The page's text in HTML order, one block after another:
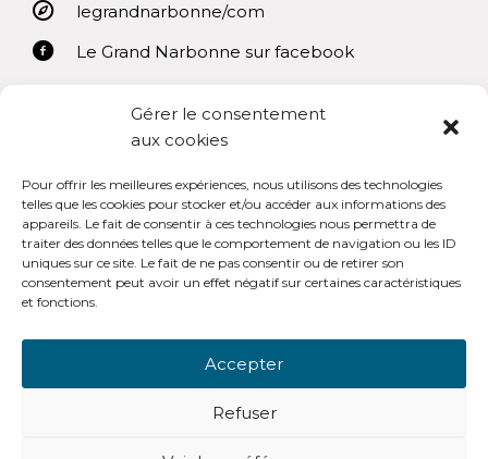
legrandnarbonne/com
Le Grand Narbonne sur facebook
Mentions légales
Conditions générales d’utilisation
OpenSub Portail V3.0
Gérer le consentement
aux cookies
Pour offrir les meilleures expériences, nous utilisons des technologies
telles que les cookies pour stocker et/ou accéder aux informations des
appareils. Le fait de consentir à ces technologies nous permettra de
traiter des données telles que le comportement de navigation ou les ID
uniques sur ce site. Le fait de ne pas consentir ou de retirer son
consentement peut avoir un effet négatif sur certaines caractéristiques
et fonctions.
Accepter
Refuser